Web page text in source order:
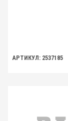
АРТИКУЛ: 2537185